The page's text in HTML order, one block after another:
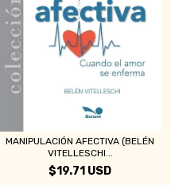
MANIPULACIÓN AFECTIVA (BELÉN
VITELLESCHI...
$19.71 USD